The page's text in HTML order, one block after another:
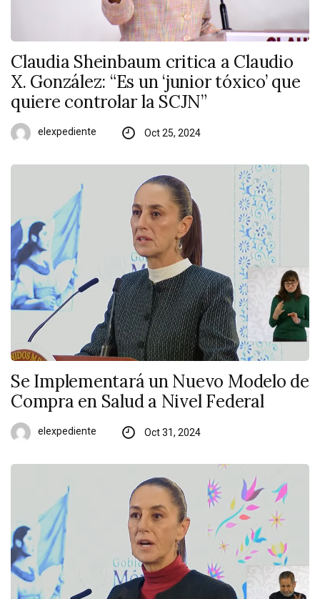
Claudia Sheinbaum critica a Claudio
X. González: “Es un ‘junior tóxico’ que
quiere controlar la SCJN”
elexpediente Oct 25, 2024
Se Implementará un Nuevo Modelo de
Compra en Salud a Nivel Federal
elexpediente Oct 31, 2024